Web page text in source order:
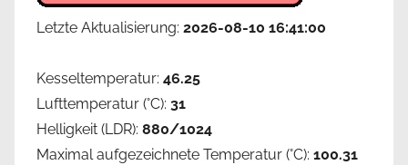
Letzte Aktualisierung: 2026-08-10 16:41:00
Kesseltemperatur: 46.25
Lufttemperatur (°C): 31
Helligkeit (LDR): 880/1024
Maximal aufgezeichnete Temperatur (°C): 100.31